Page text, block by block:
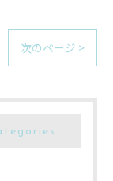
次のページ >